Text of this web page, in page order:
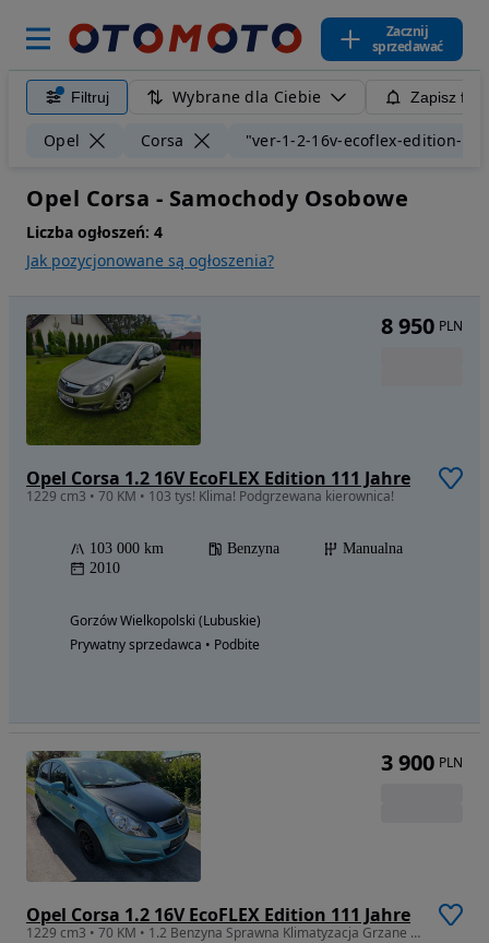
Zacznij
sprzedawać
Filtruj Wybrane dla Ciebie Zapisz
Opel Corsa "ver-1-2-16v-ecoflex-edition-
Opel Corsa - Samochody Osobowe
Liczba ogłoszeń: 4
Jak pozycjonowane są ogłoszenia?
Opel Corsa 1.2 16V EcoFLEX Edition 111 Jahre
1229 cm3 • 70 KM • 103 tys! Klima! Podgrzewana kierownica!
103 000 km Benzyna
Manualna
2010
Gorzów Wielkopolski (Lubuskie)
Prywatny sprzedawca • Podbite
8 950 PLN
Opel Corsa 1.2 16V EcoFLEX Edition 111 Jahre
1229 cm3 • 70 KM • 1.2 Benzyna Sprawna Klimatyzacja Grzane Fotele Pełny Serwis
3 900 PLN